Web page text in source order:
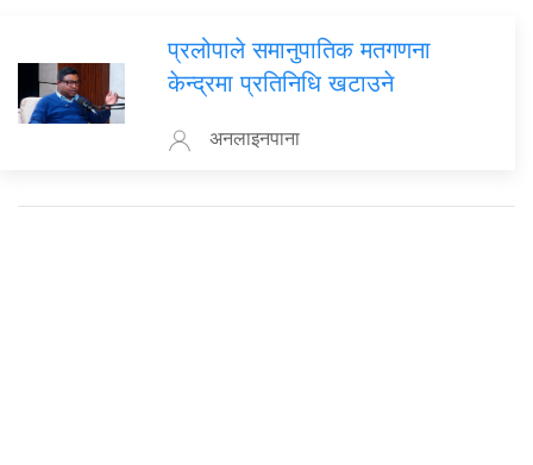
प्रलोपाले समानुपातिक मतगणना
केन्द्रमा प्रतिनिधि खटाउने
अनलाइनपाना